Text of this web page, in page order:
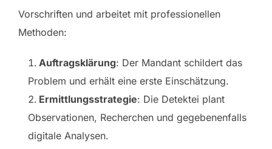
Vorschriften und arbeitet mit professionellen
Methoden:
Auftragsklärung: Der Mandant schildert das
Problem und erhält eine erste Einschätzung.
Ermittlungsstrategie: Die Detektei plant
Observationen, Recherchen und gegebenenfalls
digitale Analysen.